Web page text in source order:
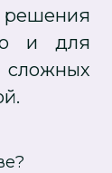
решения
и для